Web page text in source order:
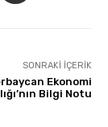
SONRAKI İÇERIK
Ekonomi
Bilgi Notu